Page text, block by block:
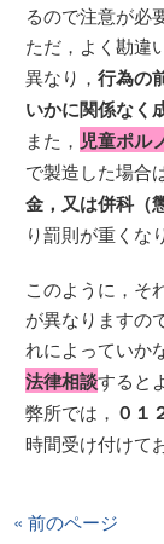
るので注意が必
ただ，よく勘違
異なり，行為の
いかに関係なく
また， 児童ポル
で製造した場合
金，又は併科（
り罰則が重くな
このように，そ
が異なりますの
れによっていか
法律相談すると
弊所では， ０１
時間受け付けて
« 前のページ